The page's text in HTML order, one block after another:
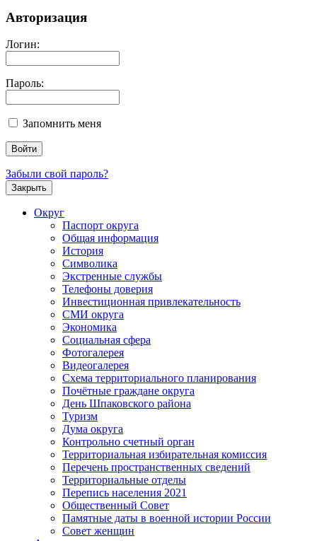
Авторизация
Логин:
Пароль:
Запомнить меня
Забыли свой пароль?
Закрыть
Округ
Паспорт округа
Общая информация
История
Символика
Экстренные службы
Телефоны доверия
Инвестиционная привлекательность
СМИ округа
Экономика
Социальная сфера
Фотогалерея
Видеогалерея
Схема территориального планирования
Почётные граждане округа
День Шпаковского района
Туризм
Дума округа
Контрольно счетный орган
Территориальная избирательная комиссия
Перечень пространственных сведений
Территориальные отделы
Перепись населения 2021
Общественный Совет
Памятные даты в военной истории России
Совет женщин